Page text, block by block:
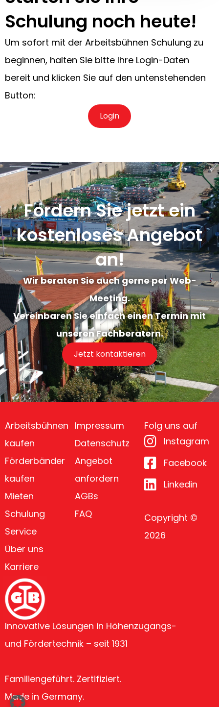
Schulung noch heute!
Um sofort mit der Arbeitsbühnen Schulung zu
beginnen, halten Sie bitte Ihre Login-Daten
bereit und klicken Sie auf den untenstehenden
Button:
Login
Fordern Sie jetzt ein
kostenloses Angebot
an!
Wir beraten Sie auch gerne per Web-
Meeting.
Vereinbaren Sie einfach einen Termin mit
unseren Fachberatern.
Jetzt kontaktieren
Innovative Lösungen in Höhenzugangs-
und Fördertechnik – seit 1931
Familiengeführt. Zertifiziert.
Made in Germany.
Arbeitsbühnen
kaufen
Förderbänder
kaufen
Mieten
Schulung
Service
Über uns
Karriere
Impressum
Datenschutz
Angebot
anfordern
AGBs
FAQ
Folg uns auf
Instagram
Facebook
Linkedin
Copyright ©
2026